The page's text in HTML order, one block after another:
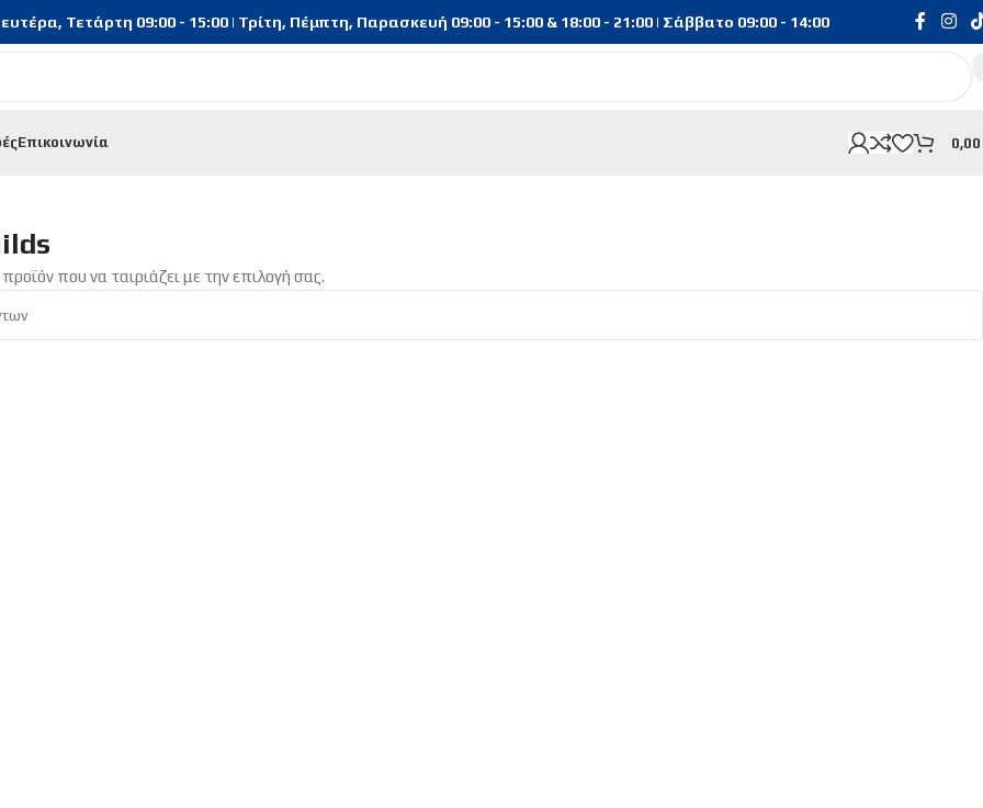
Τετάρτη 09:00 - 15:00 | Τρίτη, Πέμπτη, Παρασκευή 09:00 - 15:00 & 18:00 - 21:00 | Σάββατο 09:00 - 14:00
Επικοινωνία 0,00
που να ταιριάζει με την επιλογή σας.